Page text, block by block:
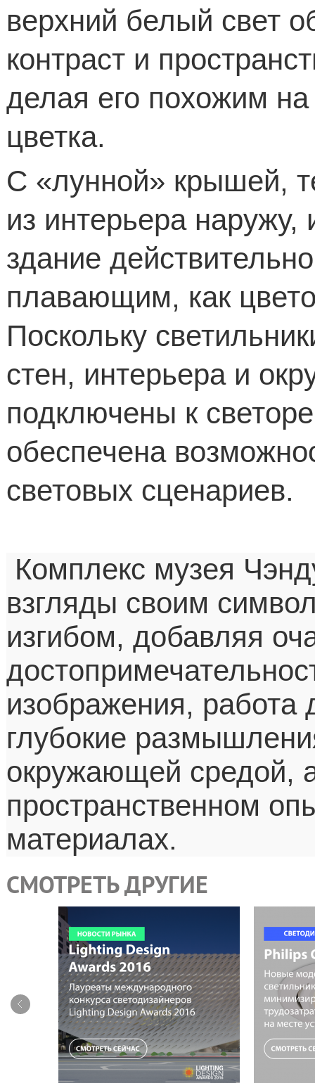
верхний белый свет
контраст и
делая его похожим
цветка.
С «лунной» крышей,
из интерьера
здание
плавающим, как
Поскольку
стен, интерьера и
подключены к
обеспечена
световых сценариев.
Комплекс музея
взгляды своим
изгибом, добавляя
изображения, работа
глубокие
окружающей средой,
пространственном
материалах.
СМОТРЕТЬ ДРУГИЕ